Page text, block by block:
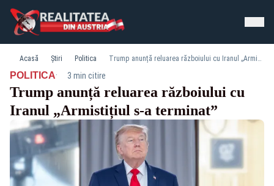
Acasă Știri Politica Trump anunță reluarea războiului cu Iranul „Armistițiul s-a terminat”
POLITICA· 3 min citire
Trump anunță reluarea războiului cu
Iranul „Armistițiul s-a terminat”